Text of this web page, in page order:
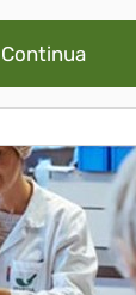
Continua